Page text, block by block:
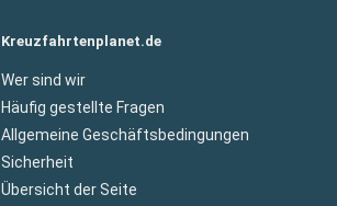
Kreuzfahrtenplanet.de
Wer sind wir
Häufig gestellte Fragen
Allgemeine Geschäftsbedingungen
Sicherheit
Übersicht der Seite